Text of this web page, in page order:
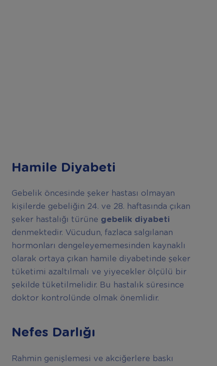
Hamile Diyabeti
Gebelik öncesinde şeker hastası olmayan
kişilerde gebeliğin 24. ve 28. haftasında çıkan
şeker hastalığı türüne gebelik diyabeti
denmektedir. Vücudun, fazlaca salgılanan
hormonları dengeleyememesinden kaynaklı
olarak ortaya çıkan hamile diyabetinde şeker
tüketimi azaltılmalı ve yiyecekler ölçülü bir
şekilde tüketilmelidir. Bu hastalık süresince
doktor kontrolünde olmak önemlidir.
Nefes Darlığı
Rahmin genişlemesi ve akciğerlere baskı